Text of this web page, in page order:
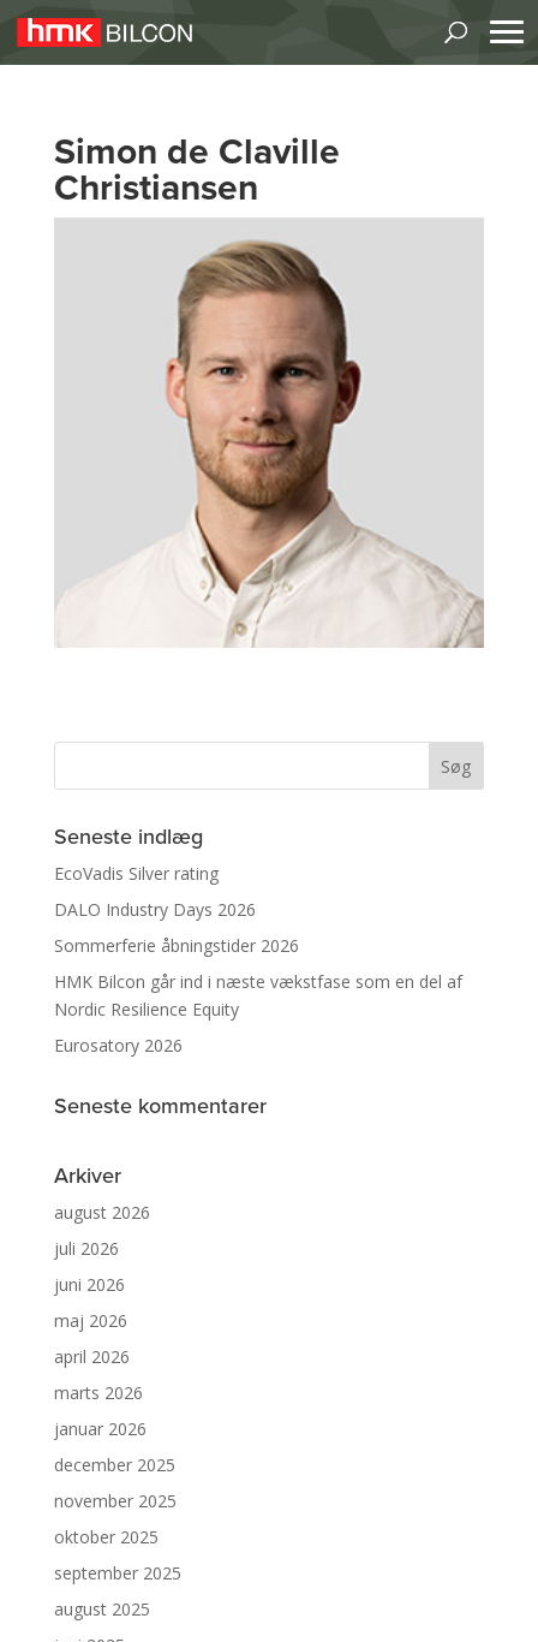
Simon de Claville
Christiansen
Seneste indlæg
EcoVadis Silver rating
DALO Industry Days 2026
Sommerferie åbningstider 2026
HMK Bilcon går ind i næste vækstfase som en del af
Nordic Resilience Equity
Eurosatory 2026
Seneste kommentarer
Arkiver
august 2026
juli 2026
juni 2026
maj 2026
april 2026
marts 2026
januar 2026
december 2025
november 2025
oktober 2025
september 2025
august 2025